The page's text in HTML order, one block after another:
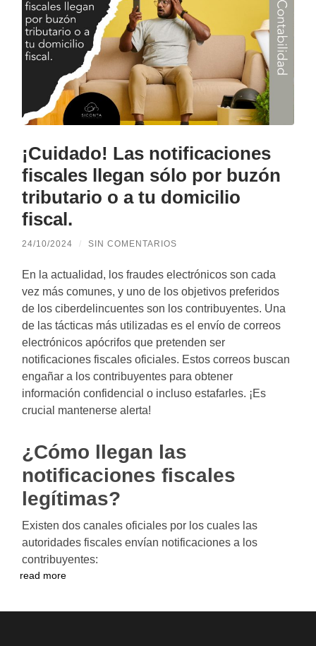
¡Cuidado! Las notificaciones
fiscales llegan sólo por buzón
tributario o a tu domicilio
fiscal.
24/10/2024 / SIN COMENTARIOS
En la actualidad, los fraudes electrónicos son cada
vez más comunes, y uno de los objetivos preferidos
de los ciberdelincuentes son los contribuyentes. Una
de las tácticas más utilizadas es el envío de correos
electrónicos apócrifos que pretenden ser
notificaciones fiscales oficiales. Estos correos buscan
engañar a los contribuyentes para obtener
información confidencial o incluso estafarles. ¡Es
crucial mantenerse alerta!
¿Cómo llegan las
notificaciones fiscales
legítimas?
Existen dos canales oficiales por los cuales las
autoridades fiscales envían notificaciones a los
contribuyentes:
read more